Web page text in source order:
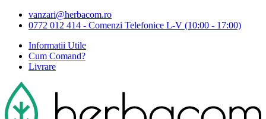
vanzari@herbacom.ro
0772 012 414 - Comenzi Telefonice L-V (10:00 - 17:00)
Informatii Utile
Cum Comand?
Livrare